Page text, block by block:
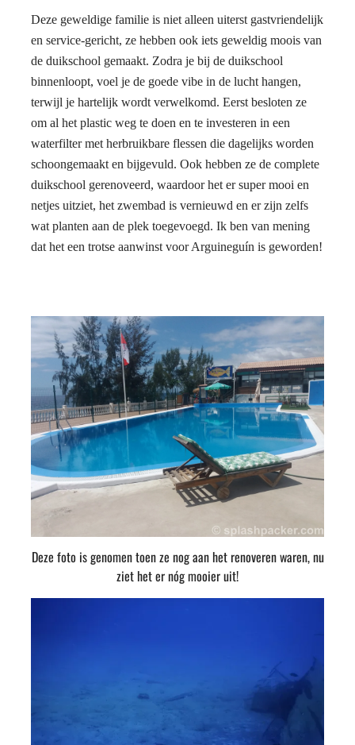
Deze geweldige familie is niet alleen uiterst gastvriendelijk
en service-gericht, ze hebben ook iets geweldig moois van
de duikschool gemaakt. Zodra je bij de duikschool
binnenloopt, voel je de goede vibe in de lucht hangen,
terwijl je hartelijk wordt verwelkomd. Eerst besloten ze
om al het plastic weg te doen en te investeren in een
waterfilter met herbruikbare flessen die dagelijks worden
schoongemaakt en bijgevuld. Ook hebben ze de complete
duikschool gerenoveerd, waardoor het er super mooi en
netjes uitziet, het zwembad is vernieuwd en er zijn zelfs
wat planten aan de plek toegevoegd. Ik ben van mening
dat het een trotse aanwinst voor Arguineguín is geworden!
Deze foto is genomen toen ze nog aan het renoveren waren, nu
ziet het er nóg mooier uit!